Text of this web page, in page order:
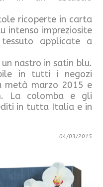
ricoperte in carta
intenso impreziosite
applicate a
nastro in satin blu.
in tutti i negozi
metà marzo 2015 e
La colomba e gli
in tutta Italia e in
04/03/2015